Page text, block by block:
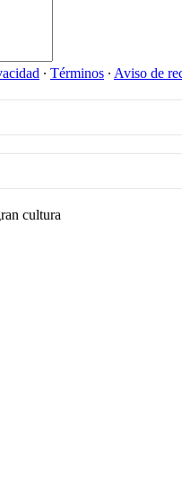
∙ Términos ∙ Aviso de
cultura